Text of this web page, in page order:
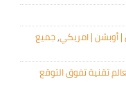
| أوبشن | امريكي,جميع
تقنية تفوق التوقع